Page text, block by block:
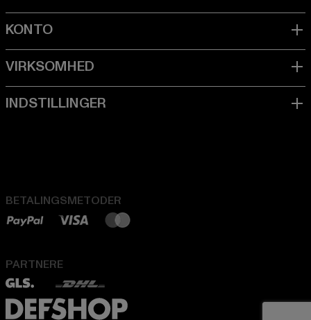
BETALINGSMETODER
PARTNERE